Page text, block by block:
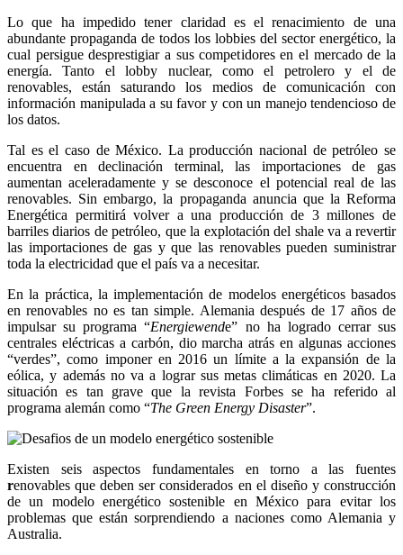
Lo que ha impedido tener claridad es el renacimiento de una
abundante propaganda de todos los lobbies del sector energético, la
cual persigue desprestigiar a sus competidores en el mercado de la
energía. Tanto el lobby nuclear, como el petrolero y el de
renovables, están saturando los medios de comunicación con
información manipulada a su favor y con un manejo tendencioso de
los datos.
Tal es el caso de México. La producción nacional de petróleo se
encuentra en declinación terminal, las importaciones de gas
aumentan aceleradamente y se desconoce el potencial real de las
renovables. Sin embargo, la propaganda anuncia que la Reforma
Energética permitirá volver a una producción de 3 millones de
barriles diarios de petróleo, que la explotación del shale va a revertir
las importaciones de gas y que las renovables pueden suministrar
toda la electricidad que el país va a necesitar.
En la práctica, la implementación de modelos energéticos basados
en renovables no es tan simple. Alemania después de 17 años de
impulsar su programa “Energiewende” no ha logrado cerrar sus
centrales eléctricas a carbón, dio marcha atrás en algunas acciones
“verdes”, como imponer en 2016 un límite a la expansión de la
eólica, y además no va a lograr sus metas climáticas en 2020. La
situación es tan grave que la revista Forbes se ha referido al
programa alemán como “The Green Energy Disaster”.
Existen seis aspectos fundamentales en torno a las fuentes
renovables que deben ser considerados en el diseño y construcción
de un modelo energético sostenible en México para evitar los
problemas que están sorprendiendo a naciones como Alemania y
Australia.